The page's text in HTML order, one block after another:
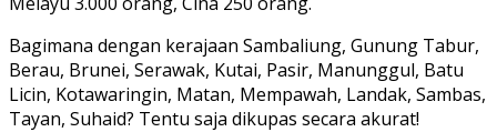
Bagimana dengan kerajaan Sambaliung, Gunung Tabur,
Berau, Brunei, Serawak, Kutai, Pasir, Manunggul, Batu
Licin, Kotawaringin, Matan, Mempawah, Landak, Sambas,
Tayan, Suhaid? Tentu saja dikupas secara akurat!